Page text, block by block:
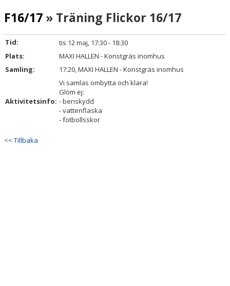
F16/17 » Träning Flickor 16/17
Tid:
tis 12 maj, 17:30 - 18:30
Plats:
MAXI HALLEN - Konstgräs inomhus
Samling:
17:20, MAXI HALLEN - Konstgräs inomhus
Aktivitetsinfo:
Vi samlas ombytta och klara!
Glöm ej:
- benskydd
- vattenflaska
- fotbollsskor
<< Tillbaka